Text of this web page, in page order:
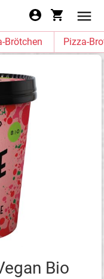
Brötchen Pizza-
Bio